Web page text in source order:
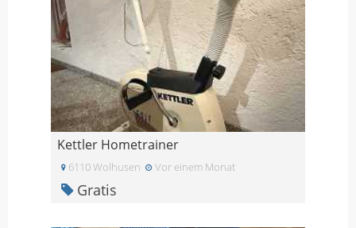
Kettler Hometrainer
6110 Wolhusen Vor einem Monat
Gratis